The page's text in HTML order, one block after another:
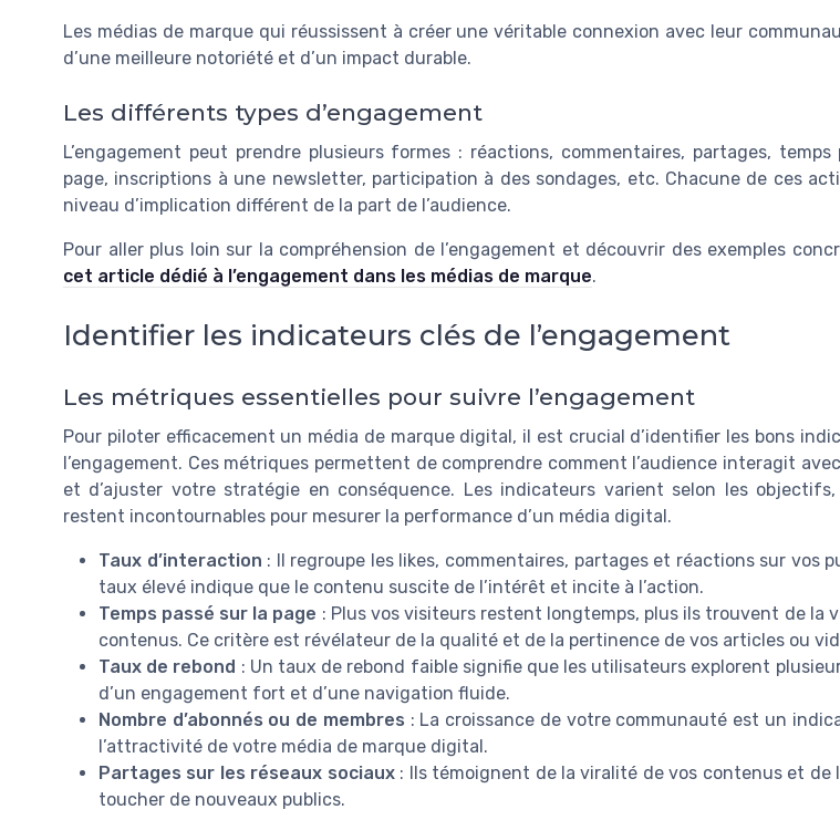
Les médias de marque qui réussissent à créer une véritable connexion avec leur
d’une meilleure notoriété et d’un impact durable.
Les différents types d’engagement
L’engagement peut prendre plusieurs formes : réactions, commentaires, partages, temps
page, inscriptions à une newsletter, participation à des sondages, etc. Chacune de ces
niveau d’implication différent de la part de l’audience.
Pour aller plus loin sur la compréhension de l’engagement et découvrir des exemples
cet article dédié à l’engagement dans les médias de marque.
Identifier les indicateurs clés de l’engagement
Les métriques essentielles pour suivre l’engagement
Pour piloter efficacement un média de marque digital, il est crucial d’identifier les bons
l’engagement. Ces métriques permettent de comprendre comment l’audience interagit
et d’ajuster votre stratégie en conséquence. Les indicateurs varient selon les
restent incontournables pour mesurer la performance d’un média digital.
Taux d’interaction : Il regroupe les likes, commentaires, partages et réactions sur vos
taux élevé indique que le contenu suscite de l’intérêt et incite à l’action.
Temps passé sur la page : Plus vos visiteurs restent longtemps, plus ils trouvent de la
contenus. Ce critère est révélateur de la qualité et de la pertinence de vos articles ou
Taux de rebond : Un taux de rebond faible signifie que les utilisateurs explorent
d’un engagement fort et d’une navigation fluide.
Nombre d’abonnés ou de membres : La croissance de votre communauté est un
l’attractivité de votre média de marque digital.
Partages sur les réseaux sociaux: Ils témoignent de la viralité de vos contenus et de
toucher de nouveaux publics.